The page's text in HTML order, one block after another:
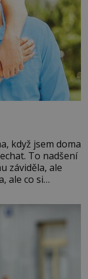
když jsem doma
To nadšení
záviděla, ale
ale co si
když